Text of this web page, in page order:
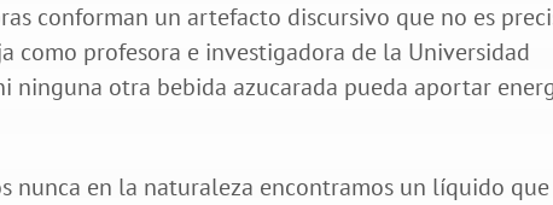
conforman un artefacto discursivo que no es
como profesora e investigadora de la Universidad
ninguna otra bebida azucarada pueda aportar
nunca en la naturaleza encontramos un líquido